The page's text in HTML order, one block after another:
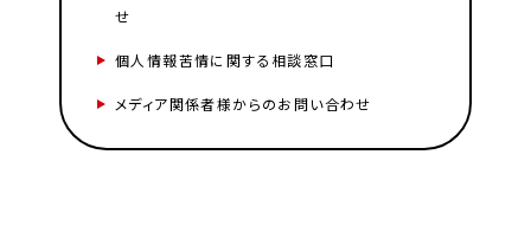
せ
個人情報苦情に関する相談窓口
メディア関係者様からのお問い合わせ